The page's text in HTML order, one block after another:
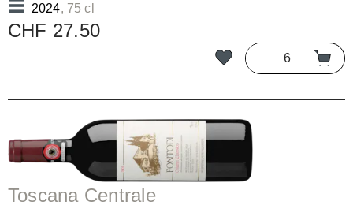
2024, 75 cl
CHF 27.50
Toscana Centrale